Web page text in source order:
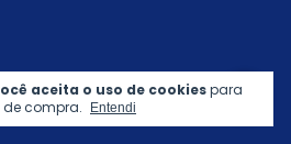
aceita o uso de cookiespara
compra.
Entendi